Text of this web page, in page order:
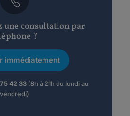
une consultation par
?
immédiatement
42 33(8h à 21h du lundi au
vendredi)